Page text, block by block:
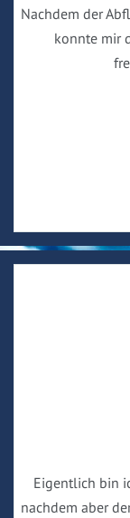
Nachdem der
konnte mir
Eigentlich bin
nachdem aber